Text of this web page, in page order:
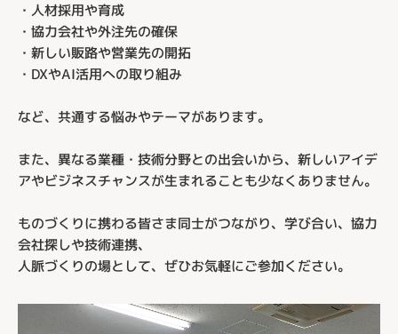
・人材採用や育成
・協力会社や外注先の確保
・新しい販路や営業先の開拓
・DXやAI活用への取り組み
など、共通する悩みやテーマがあります。
また、異なる業種・技術分野との出会いから、新しいアイデ
アやビジネスチャンスが生まれることも少なくありません。
ものづくりに携わる皆さま同士がつながり、学び合い、協力
会社探しや技術連携、
人脈づくりの場として、ぜひお気軽にご参加ください。